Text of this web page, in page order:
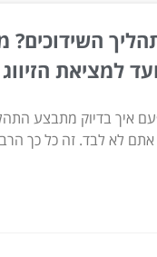
השידוכים?
למציאת
איך בדיוק מתבצע
לא לבד. זה כל כך